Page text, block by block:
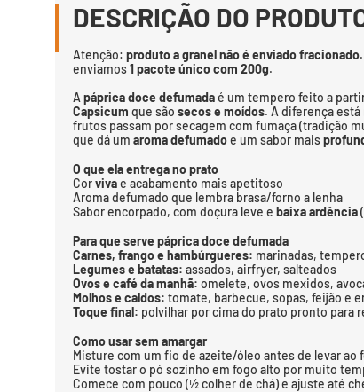
DESCRIÇÃO DO
Atenção: produto a granel não é enviado fracionado
enviamos1 pacote único com 200g.
A páprica doce defumadaé um tempero feito a
Capsicum que são secos e moídos. A diferença
frutos passam por secagem com fumaça (tradição
que dá um aroma defumadoe um sabor mais
O que ela entrega no prato
Corvivae acabamento mais apetitoso
Aroma defumado que lembra brasa/forno a lenha
Sabor encorpado, com doçura leve e baixa ardência
Para que serve páprica doce defumada
Carnes, frango e hambúrgueres: marinadas,
Legumes e batatas: assados, airfryer, salteados
Ovos e café da manhã: omelete, ovos mexidos,
Molhos e caldos: tomate, barbecue, sopas, feijão e
Toque final: polvilhar por cima do prato pronto para
Como usar sem amargar
Misture com um fio de azeite/óleo antes de levar ao
Evite tostar o pó sozinho em fogo alto por muito
Comece com pouco (½ colher de chá) e ajuste até